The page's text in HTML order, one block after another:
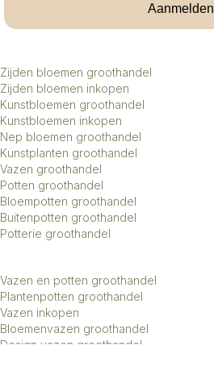
Aanmelden
Zijden bloemen groothandel
Zijden bloemen inkopen
Kunstbloemen groothandel
Kunstbloemen inkopen
Nep bloemen groothandel
Kunstplanten groothandel
Vazen groothandel
Potten groothandel
Bloempotten groothandel
Buitenpotten groothandel
Potterie groothandel
Vazen en potten groothandel
Plantenpotten groothandel
Vazen inkopen
Bloemenvazen groothandel
Design vazen groothandel